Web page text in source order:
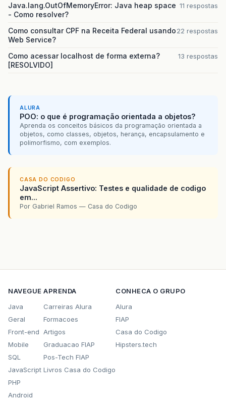
Java.lang.OutOfMemoryError: Java heap space
- Como resolver?
11 respostas
Como consultar CPF na Receita Federal usando
Web Service?
22 respostas
Como acessar localhost de forma externa?
[RESOLVIDO]
13 respostas
ALURA
POO: o que é programação orientada a objetos?
Aprenda os conceitos básicos da programação orientada a
objetos, como classes, objetos, herança, encapsulamento e
polimorfismo, com exemplos.
CASA DO CODIGO
JavaScript Assertivo: Testes e qualidade de codigo
em...
Por Gabriel Ramos — Casa do Codigo
NAVEGUE
Java
Geral
Front-end
Mobile
SQL
JavaScript
PHP
Android
APRENDA
Carreiras Alura
Formacoes
Artigos
Graduacao FIAP
Pos-Tech FIAP
Livros Casa do Codigo
CONHECA O GRUPO
Alura
FIAP
Casa do Codigo
Hipsters.tech